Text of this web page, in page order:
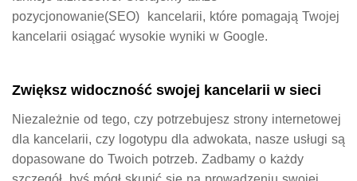
pozycjonowanie(SEO) kancelarii, które pomagają Twojej
kancelarii osiągać wysokie wyniki w Google.
Zwiększ widoczność swojej kancelarii w sieci
Niezależnie od tego, czy potrzebujesz strony internetowej
dla kancelarii, czy logotypu dla adwokata, nasze usługi są
dopasowane do Twoich potrzeb. Zadbamy o każdy